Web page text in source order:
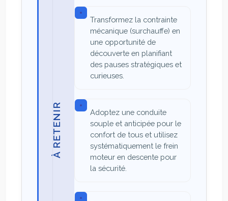
À RETENIR
Transformez la contrainte
mécanique (surchauffe) en
une opportunité de
découverte en planifiant
des pauses stratégiques et
curieuses.
Adoptez une conduite
souple et anticipée pour le
confort de tous et utilisez
systématiquement le frein
moteur en descente pour
la sécurité.